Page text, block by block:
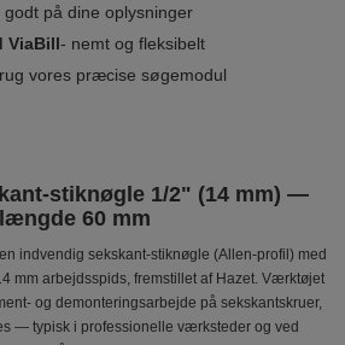
godt på dine oplysninger
ViaBill- nemt og fleksibelt
vores præcise søgemodul
stiknøgle 1/2" (14 mm) —
længde 60 mm
indvendig sekskant-stiknøgle (Allen-profil) med
mm arbejdsspids, fremstillet af Hazet. Værktøjet
og demonteringsarbejde på sekskantskruer,
— typisk i professionelle værksteder og ved